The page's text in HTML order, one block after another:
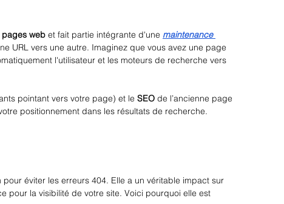
pages web et fait partie intégrante d'une maintenance
URL vers une autre. Imaginez que vous avez une page
l'utilisateur et les moteurs de recherche vers
pointant vers votre page) et le SEO de l’ancienne page
positionnement dans les résultats de recherche.
éviter les erreurs 404. Elle a un véritable impact sur
pour la visibilité de votre site. Voici pourquoi elle est